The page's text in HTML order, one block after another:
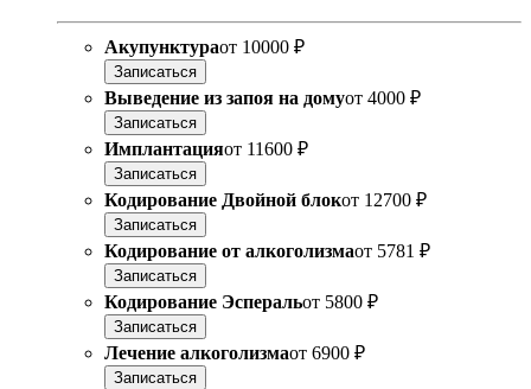
Акупунктураот 10000 ₽
Записаться
Выведение из запоя на домуот 4000 ₽
Записаться
Имплантацияот 11600 ₽
Записаться
Кодирование Двойной блокот 12700 ₽
Записаться
Кодирование от алкоголизмаот 5781 ₽
Записаться
Кодирование Эсперальот 5800 ₽
Записаться
Лечение алкоголизмаот 6900 ₽
Записаться